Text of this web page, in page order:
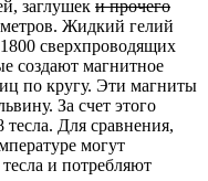
заглушек и прочего
Жидкий гелий
сверхпроводящих
создают магнитное
по кругу. Эти магниты
За счет этого
Для сравнения,
могут
и потребляют